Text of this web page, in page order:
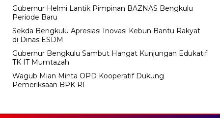
Gubernur Helmi Lantik Pimpinan BAZNAS Bengkulu
Periode Baru
Sekda Bengkulu Apresiasi Inovasi Kebun Bantu Rakyat
di Dinas ESDM
Gubernur Bengkulu Sambut Hangat Kunjungan Edukatif
TK IT Mumtazah
Wagub Mian Minta OPD Kooperatif Dukung
Pemeriksaan BPK RI